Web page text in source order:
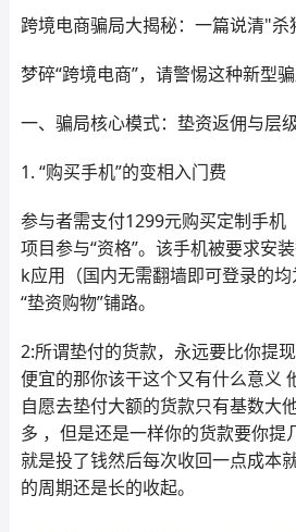
跨境电商骗局大揭秘：一篇说清"
梦碎“跨境电商”，请警惕这种新型骗
一、骗局核心模式：垫资返佣与层
1. “购买手机”的变相入门费
参与者需支付1299元购买定制手机
项目参与“资格”。该手机被要求安
k应用（国内无需翻墙即可登录的
“垫资购物”铺路。
2:所谓垫付的货款，永远要比你提
便宜的那你该干这个又有什么意义
自愿去垫付大额的货款只有基数大
多 ，但是还是一样你的货款要你提
就是投了钱然后每次收回一点成本
的周期还是长的收起。